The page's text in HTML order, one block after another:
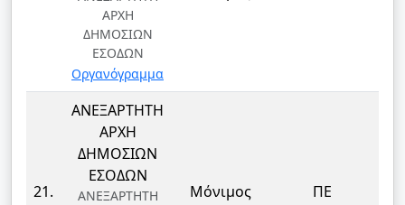
ΑΡΧΗ
ΔΗΜΟΣΙΩΝ
ΕΣΟΔΩΝ
Οργανόγραμμα
21.
ΑΝΕΞΑΡΤΗΤΗ
ΑΡΧΗ
ΔΗΜΟΣΙΩΝ
ΕΣΟΔΩΝ
ΑΝΕΞΑΡΤΗΤΗ
Μόνιμος ΠΕ